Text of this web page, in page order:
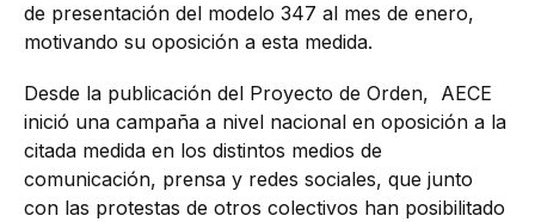
de presentación del modelo 347 al mes de enero,
motivando su oposición a esta medida.
Desde la publicación del Proyecto de Orden, AECE
inició una campaña a nivel nacional en oposición a la
citada medida en los distintos medios de
comunicación, prensa y redes sociales, que junto
con las protestas de otros colectivos han posibilitado